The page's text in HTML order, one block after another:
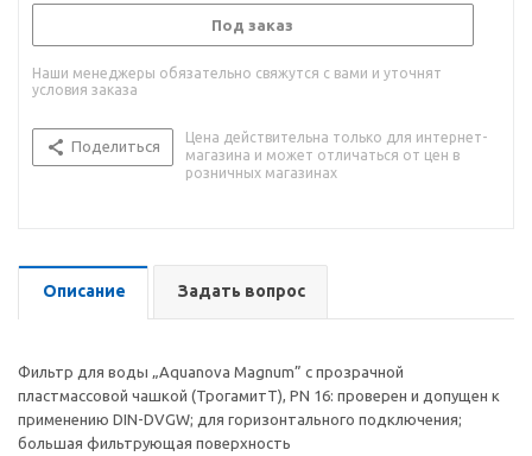
Под заказ
Наши менеджеры обязательно свяжутся с вами и уточнят
условия заказа
Поделиться
Цена действительна только для интернет-
магазина и может отличаться от цен в
розничных магазинах
Описание Задать вопрос
Фильтр для воды „Aquanova Magnum” с прозрачной
пластмассовой чашкой (ТрогамитT), PN 16: проверен и допущен к
применению DIN-DVGW; для горизонтального подключения;
большая фильтрующая поверхность